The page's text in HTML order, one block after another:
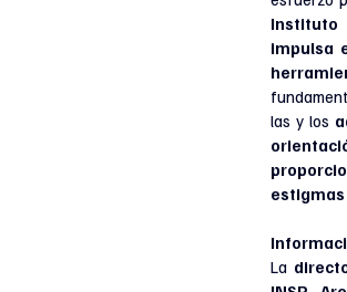
impulsa
las y los
La